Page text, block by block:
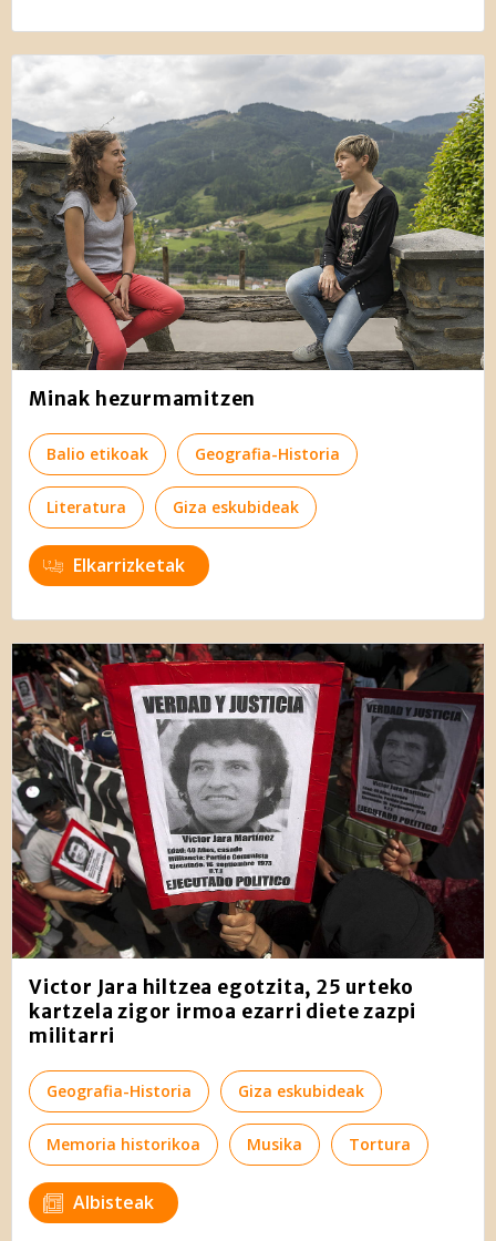
Minak hezurmamitzen
Balio etikoak Geografia-Historia
Literatura Giza eskubideak
Elkarrizketak
Victor Jara hiltzea egotzita, 25 urteko
kartzela zigor irmoa ezarri diete zazpi
militarri
Geografia-Historia Giza eskubideak
Memoria historikoa Musika Tortura
Albisteak